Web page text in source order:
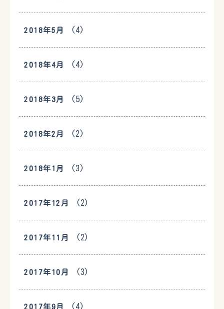
2018年5月 (4)
2018年4月 (4)
2018年3月 (5)
2018年2月 (2)
2018年1月 (3)
2017年12月 (2)
2017年11月 (2)
2017年10月 (3)
2017年9月 (4)